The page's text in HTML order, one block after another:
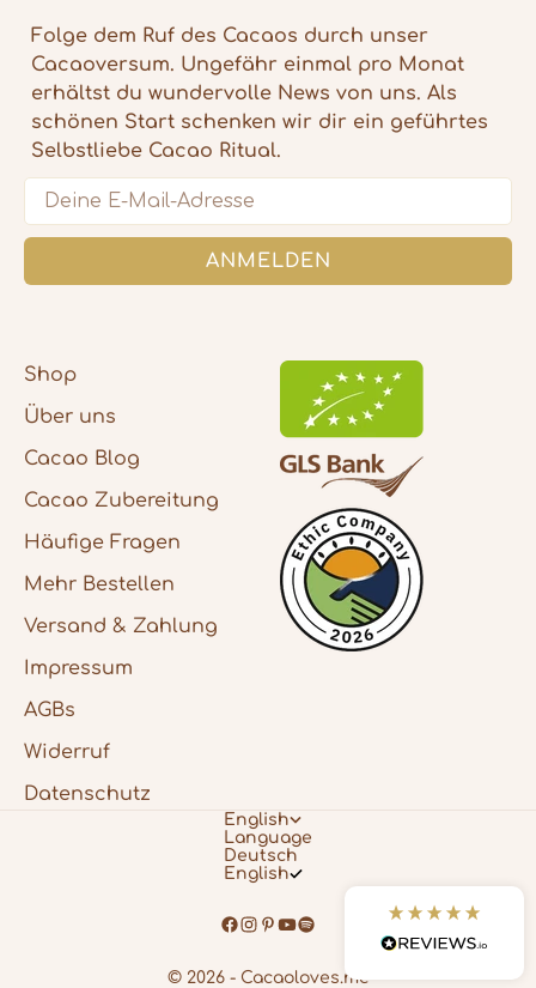
1.108 Bewertungen
Ich liebe Cacaoloves me sehr, schon als es
noch nur zwei Sorten zeremoniellen Cacao
zu kaufen gab. Das Sortiment ist ein
schöner Blumenstrauß ausgewählter
Produkte, die den Genuss des Cacaos
ergänzen :) Ich liebe vor allem auch die
Verpackung des Cacaos und die
Orakelkarten.
7.8.2026
und alle Fragen werden beantwortet. Ich
freue mich schon sehr auf die nächste
Kakaozeremonie
Folge dem Ruf des Cacaos durch unser
Cacaoversum. Ungefähr einmal pro Monat
erhältst du wundervolle News von uns. Als
schönen Start schenken wir dir ein geführtes
Selbstliebe Cacao Ritual.
Email
ANMELDEN
Shop
Über uns
Cacao Blog
Cacao Zubereitung
Häufige Fragen
Mehr Bestellen
Versand & Zahlung
Impressum
AGBs
Widerruf
Datenschutz
English
Language
Deutsch
English
© 2026 - Cacaoloves.me